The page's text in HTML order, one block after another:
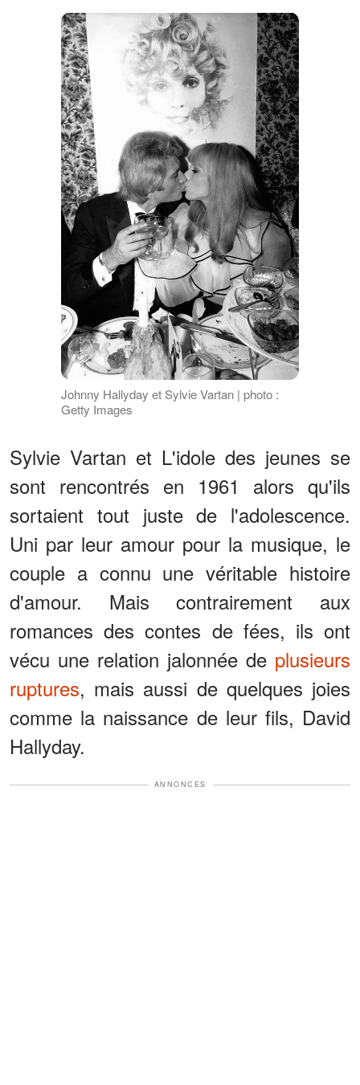
Johnny Hallyday et Sylvie Vartan | photo :
Getty Images
Sylvie Vartan et L'idole des jeunes se
sont rencontrés en 1961 alors qu'ils
sortaient tout juste de l'adolescence.
Uni par leur amour pour la musique, le
couple a connu une véritable histoire
d'amour. Mais contrairement aux
romances des contes de fées, ils ont
vécu une relation jalonnée de plusieurs
ruptures, mais aussi de quelques joies
comme la naissance de leur fils, David
Hallyday.
ANNONCES